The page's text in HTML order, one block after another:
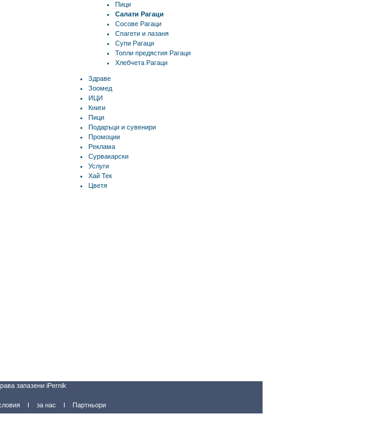
Пици
Салати Рагаци
Сосове Рагаци
Спагети и лазаня
Супи Рагаци
Топли предястия Рагаци
Хлебчета Рагаци
Здраве
Зоомед
ИЦИ
Книги
Пици
Подаръци и сувенири
Промоции
Реклама
Сурвакарски
Услуги
Хай Тек
Цветя
запазени iPernik
за нас
Партньори